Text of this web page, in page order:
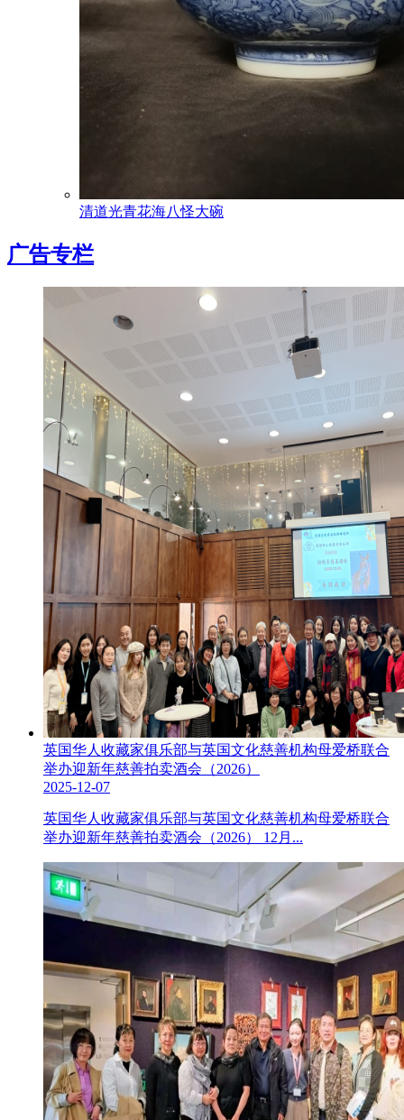
清道光青花海八怪大碗
广告专栏
英国华人收藏家俱乐部与英国文化慈善机构母爱桥联合
举办迎新年慈善拍卖酒会（2026）
2025-12-07
英国华人收藏家俱乐部与英国文化慈善机构母爱桥联合
举办迎新年慈善拍卖酒会（2026） 12月...